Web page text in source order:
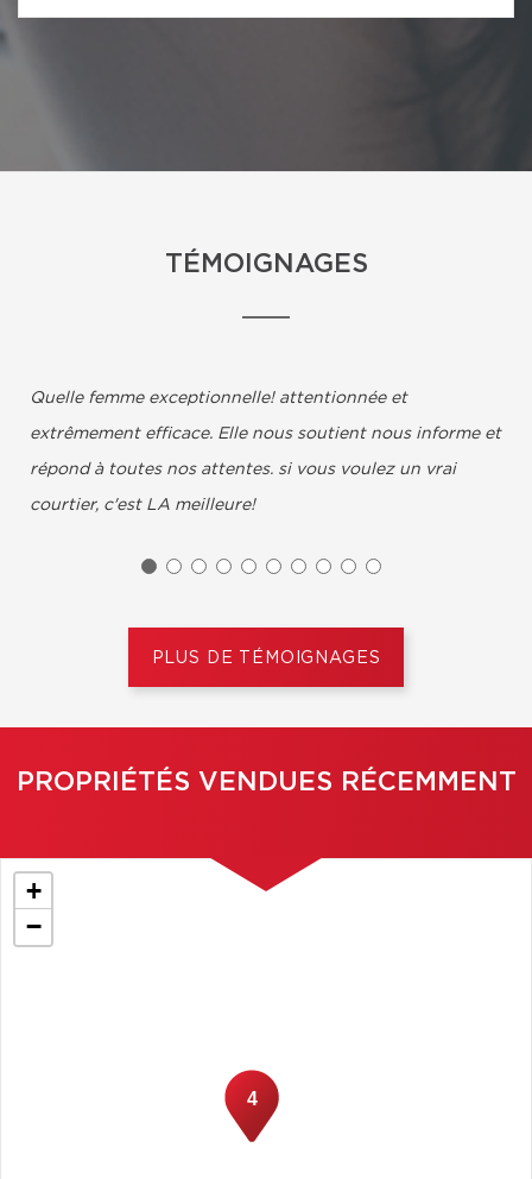
TÉMOIGNAGES
Quelle femme exceptionnelle! attentionnée et
extrêmement efficace. Elle nous soutient nous informe et
répond à toutes nos attentes. si vous voulez un vrai
courtier, c'est LA meilleure!
PLUS DE TÉMOIGNAGES
PROPRIÉTÉS VENDUES RÉCEMMENT
4
+
−